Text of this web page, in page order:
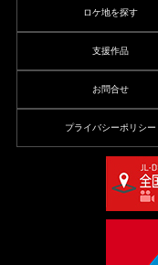
ロケ地を探す
支援作品
お問合せ
プライバシーポリシー